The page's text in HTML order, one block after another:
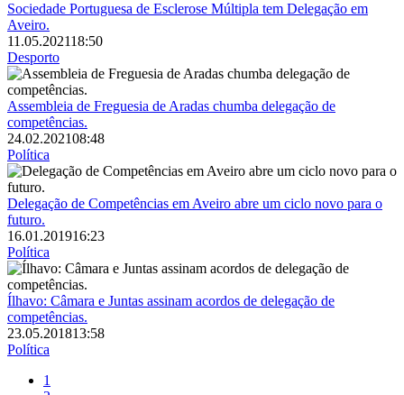
Sociedade Portuguesa de Esclerose Múltipla tem Delegação em
Aveiro.
11.05.202118:50
Desporto
Imagem
Assembleia de Freguesia de Aradas chumba delegação de
competências.
24.02.202108:48
Política
Imagem
Delegação de Competências em Aveiro abre um ciclo novo para o
futuro.
16.01.201916:23
Política
Imagem
Ílhavo: Câmara e Juntas assinam acordos de delegação de
competências.
23.05.201813:58
Política
Página
1